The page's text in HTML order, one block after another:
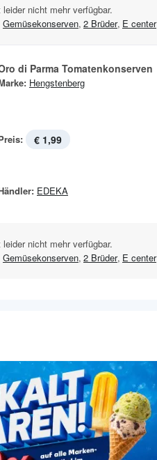
nicht mehr verfügbar.
Gemüsekonserven, 2 Brüder, E center
di Parma Tomatenkonserven
Hengstenberg
€ 1,99
EDEKA
nicht mehr verfügbar.
Gemüsekonserven, 2 Brüder, E center